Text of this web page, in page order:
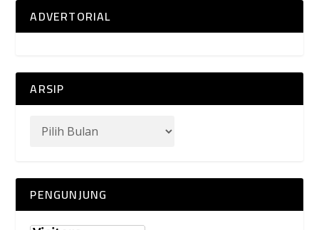
ADVERTORIAL
ARSIP
PENGUNJUNG